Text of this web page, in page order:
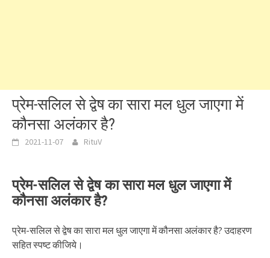
प्रेम-सलिल से द्वेष का सारा मल धुल जाएगा में
कौनसा अलंकार है?
2021-11-07 RituV
प्रेम-सलिल से द्वेष का सारा मल धुल जाएगा में
कौनसा अलंकार है?
प्रेम-सलिल से द्वेष का सारा मल धुल जाएगा में कौनसा अलंकार है? उदाहरण
सहित स्पष्ट कीजिये।